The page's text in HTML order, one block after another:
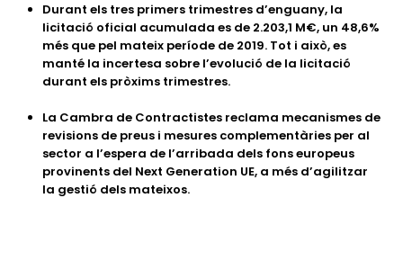
Durant els tres primers trimestres d’enguany, la
licitació oficial acumulada es de 2.203,1 M€, un 48,6%
més que pel mateix període de 2019. Tot i això, es
manté la incertesa sobre l’evolució de la licitació
durant els pròxims trimestres.
La Cambra de Contractistes reclama mecanismes de
revisions de preus i mesures complementàries per al
sector a l’espera de l’arribada dels fons europeus
provinents del Next Generation UE, a més d’agilitzar
la gestió dels mateixos.